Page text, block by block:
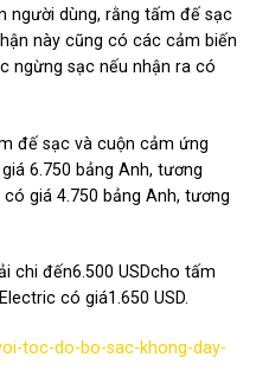
người dùng, rằng tấm đế sạc
này cũng có các cảm biến
ngừng sạc nếu nhận ra có
đế sạc và cuộn cảm ứng
6.750 bảng Anh, tương
có giá 4.750 bảng Anh, tương
chi đến6.500 USDcho tấm
có giá1.650 USD
toc-do-bo-sac-khong-day-